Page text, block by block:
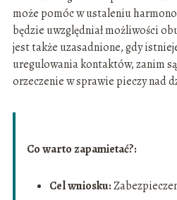
może pomóc w ustaleniu
będzie uwzględniał możliwości
jest także uzasadnione, gdy
uregulowania kontaktów, zanim
orzeczenie w sprawie pieczy nad
Co warto zapamietać?:
Cel wniosku: